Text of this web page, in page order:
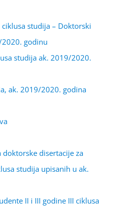
studija – Doktorski
godinu
studija ak. 2019/2020.
ak. 2019/2020. godina
disertacije za
studija upisanih u ak.
II i III godine III ciklusa